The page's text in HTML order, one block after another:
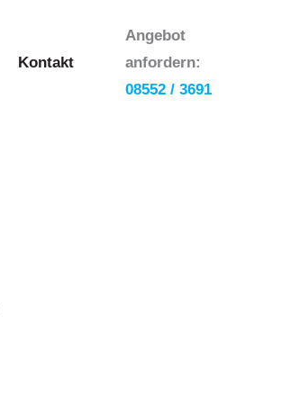
Kontakt
Angebot
anfordern:
08552 / 3691